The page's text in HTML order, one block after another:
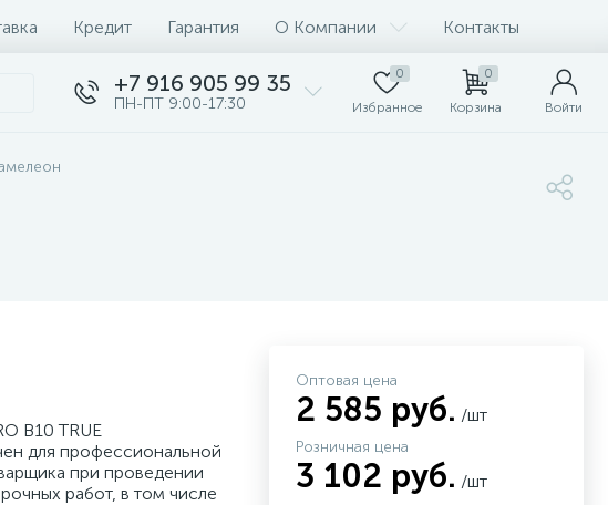
Кредит Гарантия О Компании Контакты
+7 916 905 99 35
ПН-ПТ 9:00-17:30
0
Избранное
0
Корзина Войти
B10 TRUE
для профессиональной
при проведении
работ, в том числе
Оптовая цена
2 585 руб. /шт
Розничная цена
3 102 руб. /шт